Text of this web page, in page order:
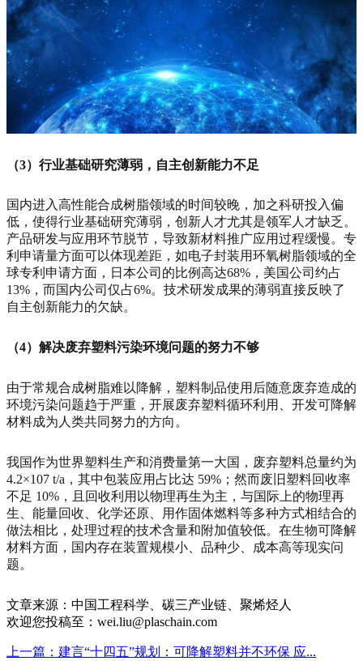
（3）行业基础研究薄弱，自主创新能力不足
国内进入高性能合成树脂领域的时间较晚，加之科研投入偏
低，使得行业基础研究薄弱，创新人才尤其是领军人才缺乏。
产品研发与应用环节脱节，导致新材料推广应用过程缓慢。专
利申请量方面可以体现差距，如电子封装用环氧树脂领域的全
球专利申请方面，日本公司的比例高达68%，美国公司约占
13%，而国内公司仅占6%。技术研发成果的薄弱直接反映了
自主创新能力的欠缺。
（4）解决废弃塑料污染环境问题的努力不够
由于常规合成树脂难以降解，塑料制品使用后随意废弃造成的
环境污染问题趋于严重，开展废弃塑料循环利用、开发可降解
材料成为人类共同努力的方向。
我国作为世界塑料生产和消费量第一大国，废弃塑料总量约为
4.2×107 t/a，其中包装应用占比达 59%；然而废旧塑料回收率
不足 10%，且回收利用以物理再生为主，与国际上的物理再
生、能量回收、化学还原、用作固体燃料等多种方式相结合的
做法相比，处理过程的技术含量和附加值较低。在生物可降解
材料方面，国内存在装置规模小、品种少、成本高等现实问
题。
文章来源：中国工程科学、碳三产业链、聚烯烃人
欢迎您投稿至：wei.liu@plaschain.com
上一篇：建言“十四五”规划：可降解塑料并不环保 应...